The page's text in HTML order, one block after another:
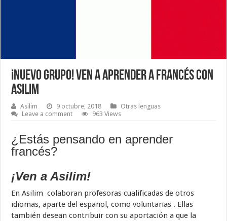
¡Nuevo grupo! Ven a aprender a francés con
Asilim
Asilim 9 octubre, 2018
Otras lenguas
Leave a comment
963 Views
¿Estás pensando en aprender
francés?
¡Ven a Asilim!
En Asilim colaboran profesoras cualificadas de otros
idiomas, aparte del español, como voluntarias . Ellas
también desean contribuir con su aportación a que la